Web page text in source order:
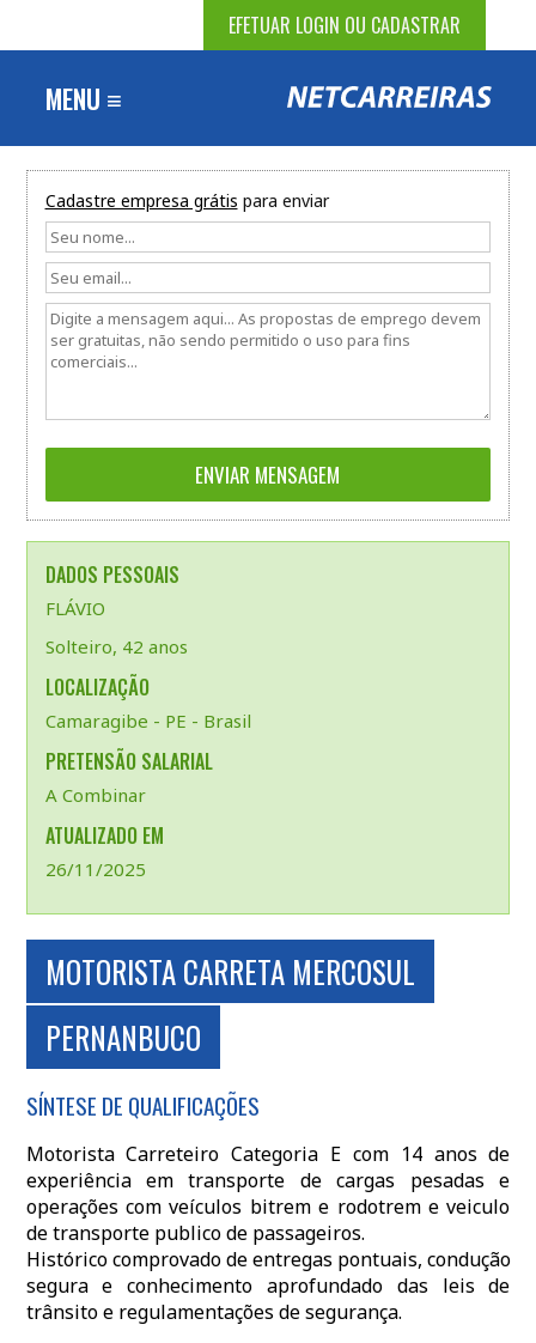
EFETUAR LOGIN OU CADASTRAR
MENU ≡
Cadastre empresa grátis para enviar
DADOS PESSOAIS
FLÁVIO
Solteiro, 42 anos
LOCALIZAÇÃO
Camaragibe - PE - Brasil
PRETENSÃO SALARIAL
A Combinar
ATUALIZADO EM
26/11/2025
MOTORISTA CARRETA MERCOSUL
PERNANBUCO
SÍNTESE DE QUALIFICAÇÕES
Motorista Carreteiro Categoria E com 14 anos de
experiência em transporte de cargas pesadas e
operações com veículos bitrem e rodotrem e veiculo
de transporte publico de passageiros.
Histórico comprovado de entregas pontuais, condução
segura e conhecimento aprofundado das leis de
trânsito e regulamentações de segurança.